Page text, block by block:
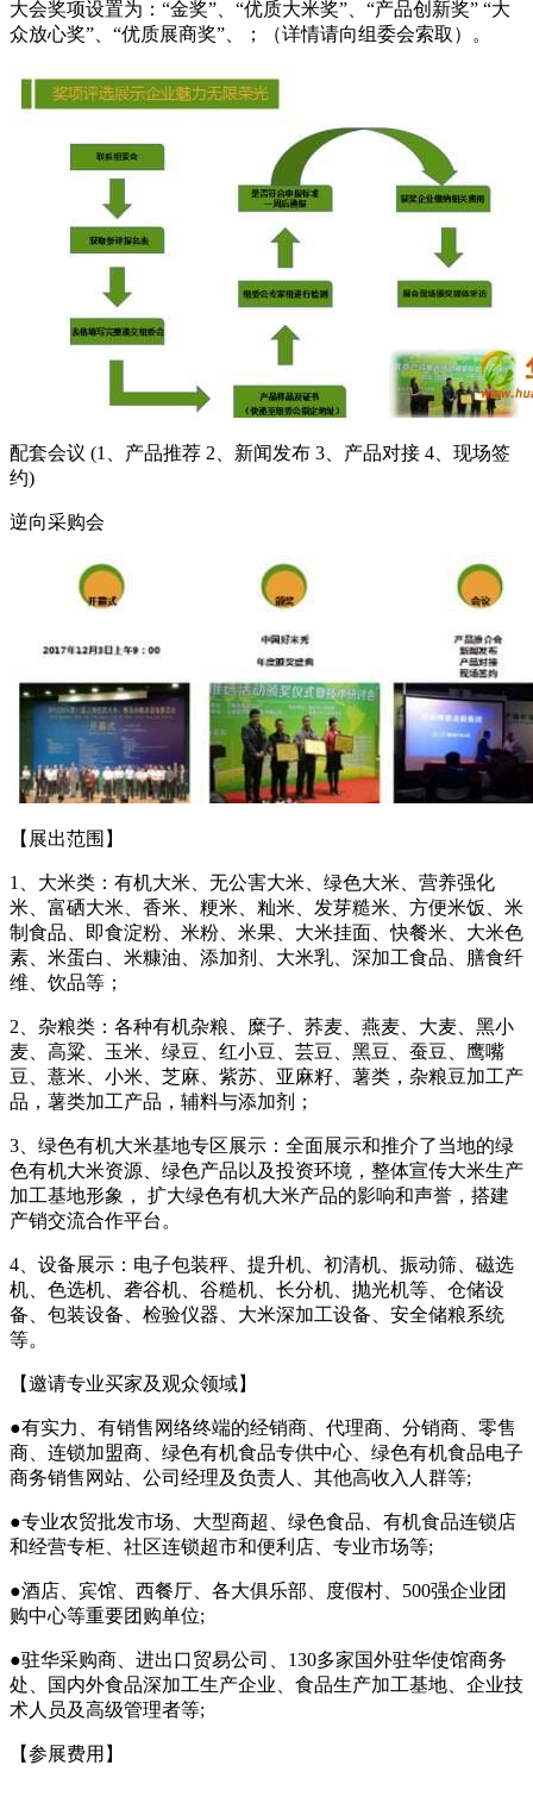
大会奖项设置为：“金奖”、“优质大米奖”、“产品创新奖” “大
众放心奖”、“优质展商奖”、；（详情请向组委会索取）。
配套会议 (1、产品推荐 2、新闻发布 3、产品对接 4、现场签
约)
逆向采购会
【展出范围】
1、大米类：有机大米、无公害大米、绿色大米、营养强化
米、富硒大米、香米、粳米、籼米、发芽糙米、方便米饭、米
制食品、即食淀粉、米粉、米果、大米挂面、快餐米、大米色
素、米蛋白、米糠油、添加剂、大米乳、深加工食品、膳食纤
维、饮品等；
2、杂粮类：各种有机杂粮、糜子、荞麦、燕麦、大麦、黑小
麦、高粱、玉米、绿豆、红小豆、芸豆、黑豆、蚕豆、鹰嘴
豆、薏米、小米、芝麻、紫苏、亚麻籽、薯类，杂粮豆加工产
品，薯类加工产品，辅料与添加剂；
3、绿色有机大米基地专区展示：全面展示和推介了当地的绿
色有机大米资源、绿色产品以及投资环境，整体宣传大米生产
加工基地形象， 扩大绿色有机大米产品的影响和声誉，搭建
产销交流合作平台。
4、设备展示：电子包装秤、提升机、初清机、振动筛、磁选
机、色选机、砻谷机、谷糙机、长分机、抛光机等、仓储设
备、包装设备、检验仪器、大米深加工设备、安全储粮系统
等。
【邀请专业买家及观众领域】
●有实力、有销售网络终端的经销商、代理商、分销商、零售
商、连锁加盟商、绿色有机食品专供中心、绿色有机食品电子
商务销售网站、公司经理及负责人、其他高收入人群等;
●专业农贸批发市场、大型商超、绿色食品、有机食品连锁店
和经营专柜、社区连锁超市和便利店、专业市场等;
●酒店、宾馆、西餐厅、各大俱乐部、度假村、500强企业团
购中心等重要团购单位;
●驻华采购商、进出口贸易公司、130多家国外驻华使馆商务
处、国内外食品深加工生产企业、食品生产加工基地、企业技
术人员及高级管理者等;
【参展费用】